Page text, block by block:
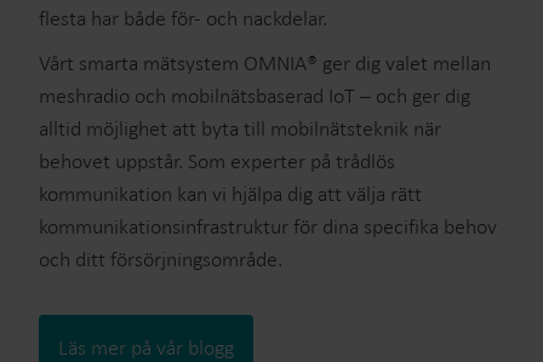
flesta har både för- och nackdelar.
Vårt smarta mätsystem OMNIA® ger dig valet mellan
meshradio och mobilnätsbaserad IoT – och ger dig
alltid möjlighet att byta till mobilnätsteknik när
behovet uppstår. Som experter på trådlös
kommunikation kan vi hjälpa dig att välja rätt
kommunikationsinfrastruktur för dina specifika behov
och ditt försörjningsområde.
Läs mer på vår blogg